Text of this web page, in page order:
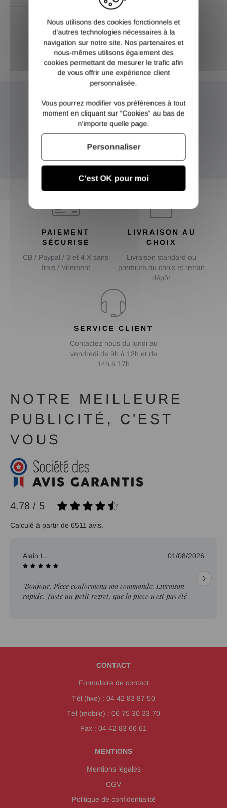
NEWSLETTER
Inscrivez-vous et recevez nos bons plans
OK
PAIEMENT
SÉCURISÉ
CB / Paypal / 3 et 4 X sans
frais / Virement
LIVRAISON AU
CHOIX
Livraison standard ou
premium au choix et retrait
dépôt
SERVICE CLIENT
Contactez nous du lundi au
vendredi de 9h à 12h et de
14h à 17h
NOTRE MEILLEURE
PUBLICITÉ, C'EST
VOUS
4.78 / 5
Calculé à partir de 6511 avis.
Alain L. 01/08/2026
"Bonjour, Piece conformena ma commande. Livraison
rapide. Juste un petit regret, que la piece n'est pas été
CONTACT
Formulaire de contact
Tél (fixe) : 04 42 83 87 50
Tél (mobile) : 06 75 30 33 70
Fax : 04 42 83 66 61
MENTIONS
Mentions légales
CGV
Politique de confidentialité
Nous utilisons des cookies fonctionnels et
d’autres technologies nécessaires à la
navigation sur notre site. Nos partenaires et
nous-mêmes utilisons également des
cookies permettant de mesurer le trafic afin
de vous offrir une expérience client
personnalisée.
Vous pourrez modifier vos préférences à tout
moment en cliquant sur “Cookies” au bas de
n'importe quelle page.
C'est OK pour moi
Personnaliser